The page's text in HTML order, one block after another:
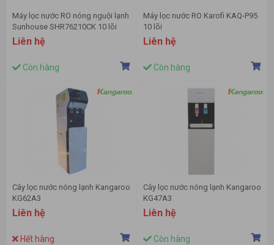
Máy lọc nước RO nóng nguội lạnh
Sunhouse SHR76210CK 10 lõi
Liên hệ
Còn hàng
Máy lọc nước RO Karofi KAQ-P95
10 lõi
Liên hệ
Còn hàng
Cây lọc nước nóng lạnh Kangaroo
KG62A3
Liên hệ
Hết hàng
Cây lọc nước nóng lạnh Kangaroo
KG47A3
Liên hệ
Còn hàng